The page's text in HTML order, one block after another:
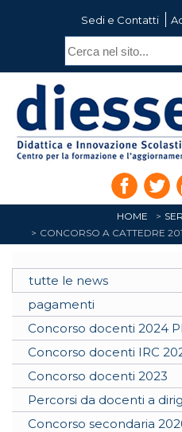
Sedi e Contatti
HOME
CONCORSO A CATTEDRE
tutte le news
pagamenti
Concorso docenti 2024
Concorso docenti IRC
Concorso docenti 2023
Percorsi da docenti a
Concorso secondaria